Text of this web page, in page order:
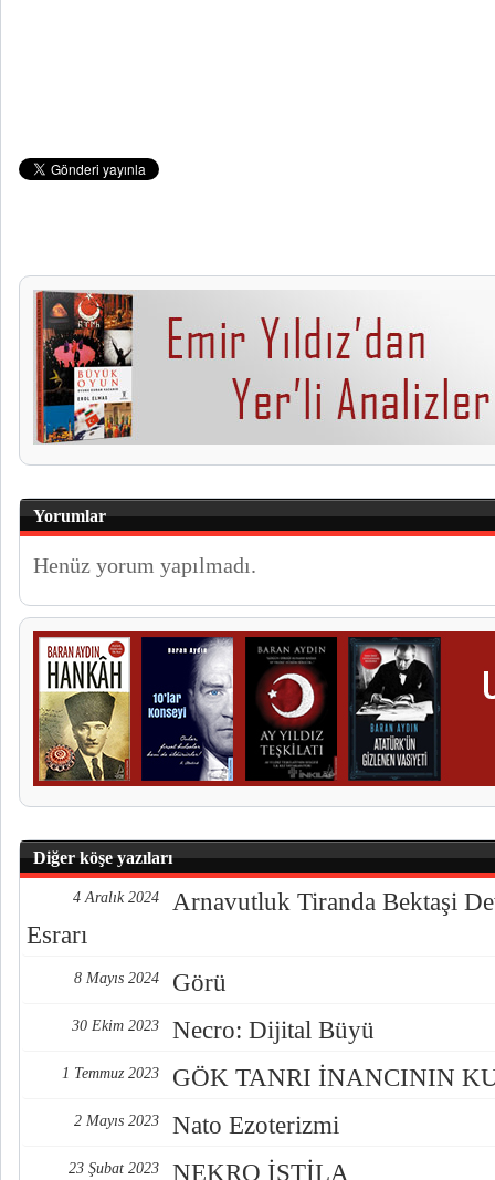
Yorumlar
Henüz yorum yapılmadı.
Diğer köşe yazıları
4 Aralık 2024
Arnavutluk Tiranda Bektaşi
Esrarı
8 Mayıs 2024 Görü
30 Ekim 2023 Necro: Dijital Büyü
1 Temmuz 2023 GÖK TANRI İNANCININ
2 Mayıs 2023 Nato Ezoterizmi
23 Şubat 2023 NEKRO İSTİLA